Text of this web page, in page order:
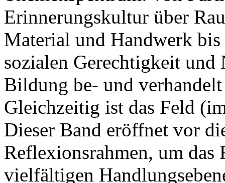
Erinnerungskultur über
Material und Handwerk
sozialen Gerechtigkeit
Bildung be- und
Gleichzeitig ist das Feld
Dieser Band eröffnet vor
Reflexionsrahmen, um das
vielfältigen